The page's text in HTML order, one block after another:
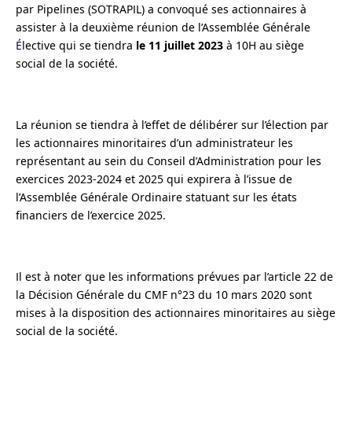
par Pipelines (SOTRAPIL) a convoqué ses actionnaires à
assister à la deuxième réunion de l’Assemblée Générale
Élective qui se tiendra le 11 juillet 2023 à 10H au siège
social de la société.
La réunion se tiendra à l’effet de délibérer sur l’élection par
les actionnaires minoritaires d’un administrateur les
représentant au sein du Conseil d’Administration pour les
exercices 2023-2024 et 2025 qui expirera à l’issue de
l’Assemblée Générale Ordinaire statuant sur les états
financiers de l’exercice 2025.
Il est à noter que les informations prévues par l’article 22 de
la Décision Générale du CMF n°23 du 10 mars 2020 sont
mises à la disposition des actionnaires minoritaires au siège
social de la société.